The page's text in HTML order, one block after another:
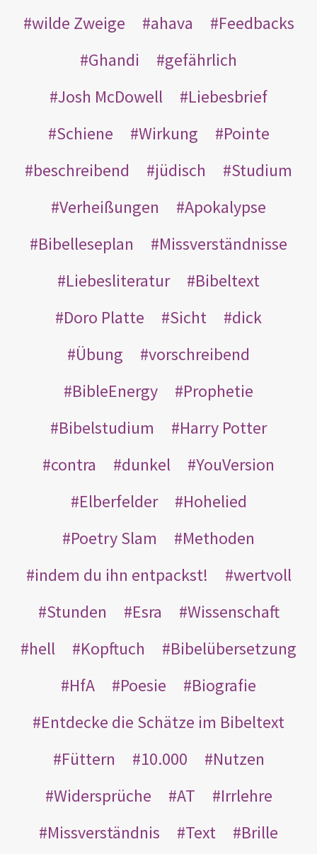
wilde Zweige ahava
Feedbacks
Ghandi
gefährlich
Josh McDowell
Liebesbrief
Schiene
Wirkung
Pointe
beschreibend
jüdisch
Studium
Verheißungen
Apokalypse
Bibelleseplan
Missverständnisse
Liebesliteratur
Bibeltext
Doro Platte
Sicht
dick
Übung
vorschreibend
BibleEnergy
Prophetie
Bibelstudium
Harry Potter
contra
dunkel
YouVersion
Elberfelder
Hohelied
Poetry Slam
Methoden
indem du ihn entpackst!
wertvoll
Stunden
Esra
Wissenschaft
hell
Kopftuch
Bibelübersetzung
HfA
Poesie
Biografie
Entdecke die Schätze im Bibeltext
Füttern
10.000
Nutzen
Widersprüche
AT
Irrlehre
Missverständnis
Text
Brille